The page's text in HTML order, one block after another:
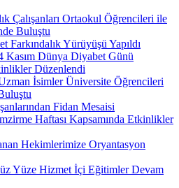
Çalışanları Ortaokul Öğrencileri ile
Buluştu
Farkındalık Yürüyüşü Yapıldı
Kasım Dünya Diyabet Günü
Düzenlendi
İsimler Üniversite Öğrencileri
Fidan Mesaisi
Haftası Kapsamında Etkinlikler
Hekimlerimize Oryantasyon
Yüze Hizmet İçi Eğitimler Devam